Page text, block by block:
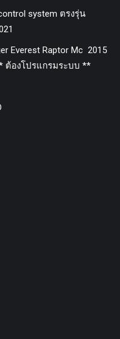
system ตรงรุ่น
Everest Raptor Mc 2015
ต้องโปรแกรมระบบ **